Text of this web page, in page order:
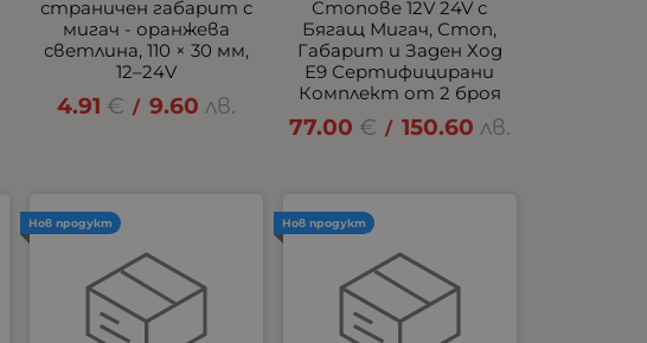
страничен габарит с
мигач - оранжева
светлина, 110 × 30 мм,
12–24V
4.91 € / 9.60 лв.
Стопове 12V 24V с
Бягащ Мигач, Стоп,
Габарит и Заден Ход
E9 Сертифицирани
Комплект от 2 броя
77.00 € / 150.60 лв.
Нов продукт Нов продукт